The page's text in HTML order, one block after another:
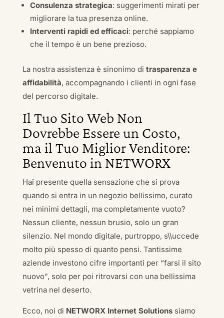
Consulenza strategica: suggerimenti mirati per
migliorare la tua presenza online.
Interventi rapidi ed efficaci: perché sappiamo
che il tempo è un bene prezioso.
La nostra assistenza è sinonimo di trasparenza e
affidabilità, accompagnando i clienti in ogni fase
del percorso digitale.
Il Tuo Sito Web Non
Dovrebbe Essere un Costo,
ma il Tuo Miglior Venditore:
Benvenuto in NETWORX
Hai presente quella sensazione che si prova
quando si entra in un negozio bellissimo, curato
nei minimi dettagli, ma completamente vuoto?
Nessun cliente, nessun brusio, solo un gran
silenzio. Nel mondo digitale, purtroppo, s\\uccede
molto più spesso di quanto pensi. Tantissime
aziende investono cifre importanti per “farsi il sito
nuovo”, solo per poi ritrovarsi con una bellissima
vetrina nel deserto.
Ecco, noi di NETWORX Internet Solutionssiamo